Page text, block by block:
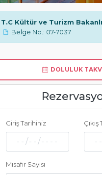
T.C Kültür ve Turizm
Belge No.: 07-7037
DOLULUK
Giriş Tarihiniz
Misafir Sayısı